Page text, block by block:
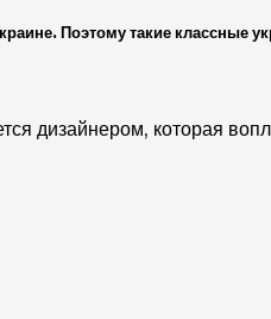
Поэтому такие классные
дизайнером, которая